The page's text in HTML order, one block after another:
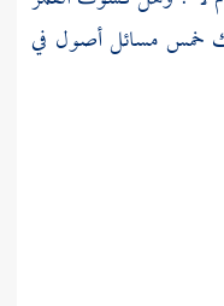
مسائل أصول في